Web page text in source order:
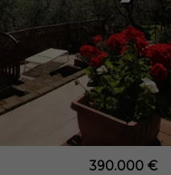
390.000 €